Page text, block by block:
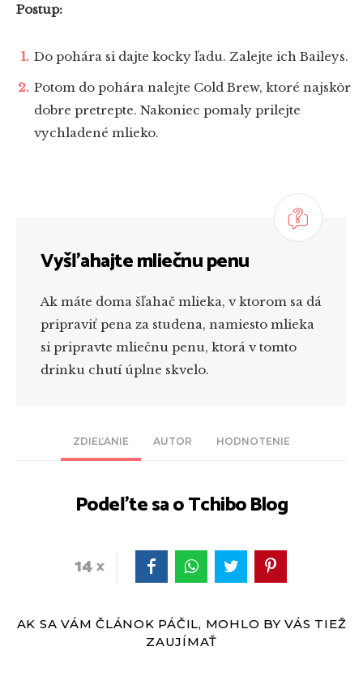
ZDIEĽANIE AUTOR HODNOTENIE
Podeľte sa o Tchibo Blog
14
Postup:
Do pohára si dajte kocky ľadu. Zalejte ich Baileys.
Potom do pohára nalejte Cold Brew, ktoré najskôr
dobre pretrepte. Nakoniec pomaly prilejte
vychladené mlieko.
Vyšľahajte mliečnu penu
Ak máte doma šľahač mlieka, v ktorom sa dá
pripraviť pena za studena, namiesto mlieka
si pripravte mliečnu penu, ktorá v tomto
drinku chutí úplne skvelo.
AK SA VÁM ČLÁNOK PÁČIL, MOHLO BY VÁS TIEŽ
ZAUJÍMAŤ